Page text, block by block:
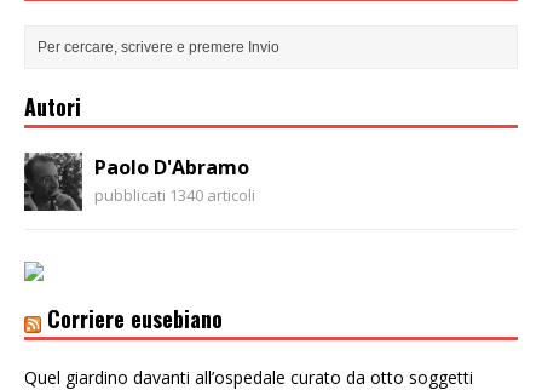
Autori
Paolo D'Abramo
pubblicati 1340 articoli
Corriere eusebiano
Quel giardino davanti all’ospedale curato da otto soggetti